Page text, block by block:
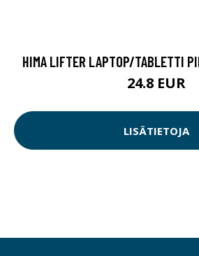
HIMA LIFTER LAPTOP/TABLETTI
24.8 EUR
LISÄTIETOJA